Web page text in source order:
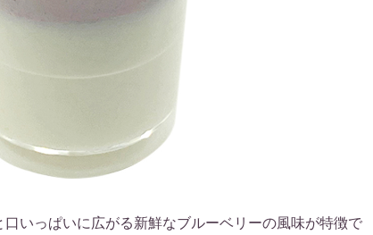
いっぱいに広がる新鮮なブルーベリーの風味が特徴で